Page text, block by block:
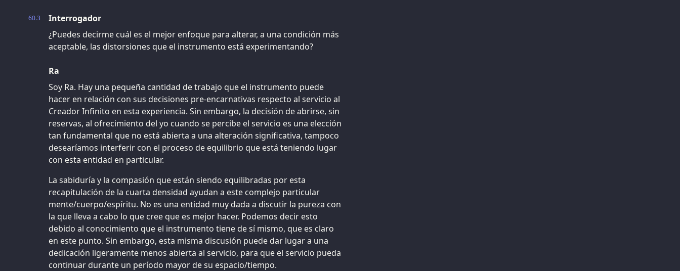
60.3
Interrogador
¿Puedes decirme cuál es el mejor enfoque para alterar, a una condición más
aceptable, las distorsiones que el instrumento está experimentando?
Ra
Soy Ra. Hay una pequeña cantidad de trabajo que el instrumento puede
hacer en relación con sus decisiones pre-encarnativas respecto al servicio al
Creador Infinito en esta experiencia. Sin embargo, la decisión de abrirse, sin
reservas, al ofrecimiento del yo cuando se percibe el servicio es una elección
tan fundamental que no está abierta a una alteración significativa, tampoco
desearíamos interferir con el proceso de equilibrio que está teniendo lugar
con esta entidad en particular.
La sabiduría y la compasión que están siendo equilibradas por esta
recapitulación de la cuarta densidad ayudan a este complejo particular
mente/cuerpo/espíritu. No es una entidad muy dada a discutir la pureza con
la que lleva a cabo lo que cree que es mejor hacer. Podemos decir esto
debido al conocimiento que el instrumento tiene de sí mismo, que es claro
en este punto. Sin embargo, esta misma discusión puede dar lugar a una
dedicación ligeramente menos abierta al servicio, para que el servicio pueda
continuar durante un período mayor de su espacio/tiempo.